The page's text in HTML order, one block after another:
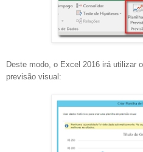
Deste modo, o Excel 2016 irá utilizar
previsão visual: